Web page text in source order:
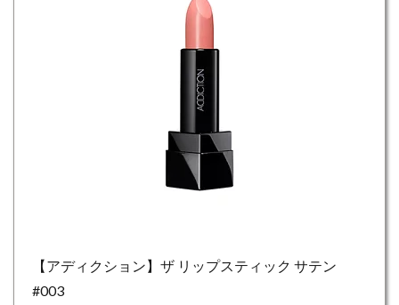
【アディクション】ザ リップスティック サテン
#003